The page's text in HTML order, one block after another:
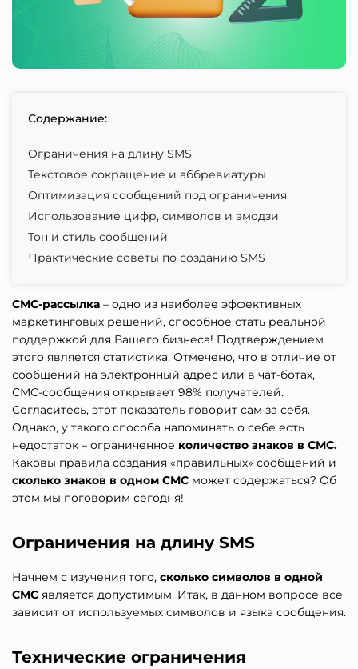
Содержание:
Ограничения на длину SMS
Текстовое сокращение и аббревиатуры
Оптимизация сообщений под ограничения
Использование цифр, символов и эмодзи
Тон и стиль сообщений
Практические советы по созданию SMS
СМС-рассылка – одно из наиболее эффективных
маркетинговых решений, способное стать реальной
поддержкой для Вашего бизнеса! Подтверждением
этого является статистика. Отмечено, что в отличие от
сообщений на электронный адрес или в чат-ботах,
СМС-сообщения открывает 98% получателей.
Согласитесь, этот показатель говорит сам за себя.
Однако, у такого способа напоминать о себе есть
недостаток – ограниченное количество знаков в СМС.
Каковы правила создания «правильных» сообщений и
сколько знаков в одном СМС может содержаться? Об
этом мы поговорим сегодня!
Ограничения на длину SMS
Начнем с изучения того, сколько символов в одной
СМС является допустимым. Итак, в данном вопросе все
зависит от используемых символов и языка сообщения.
Технические ограничения